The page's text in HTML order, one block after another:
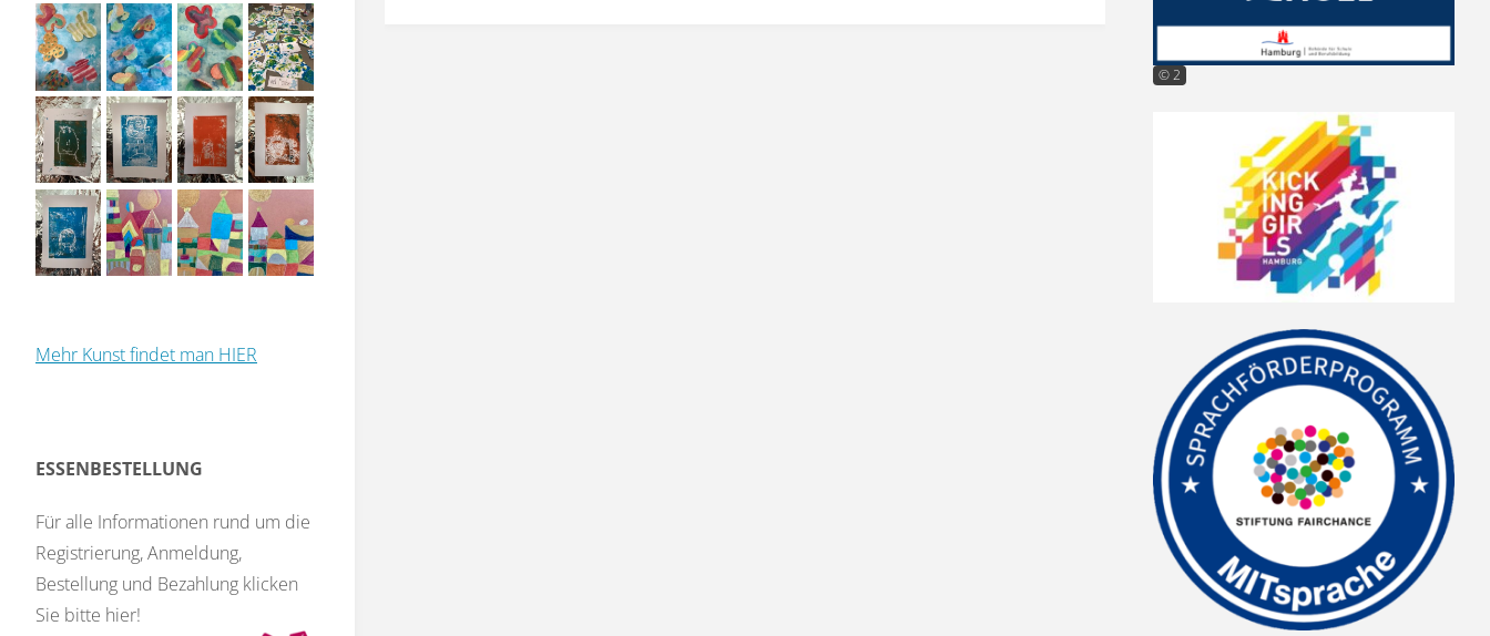
Mehr Kunst findet man HIER
ESSENBESTELLUNG
Für alle Informationen rund um die
Registrierung, Anmeldung,
Bestellung und Bezahlung klicken
Sie bitte hier!
© 2